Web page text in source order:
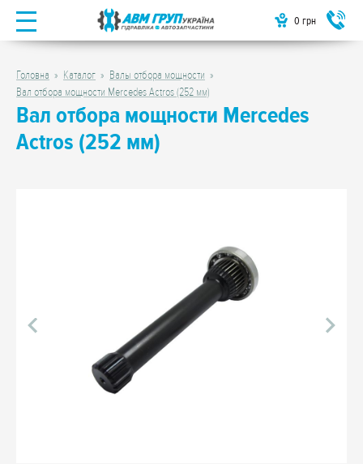
0 грн
Головна Каталог
Валы отбора мощности
Вал отбора мощности Mercedes Actros (252 мм)
Вал отбора мощности Mercedes
Actros (252 мм)